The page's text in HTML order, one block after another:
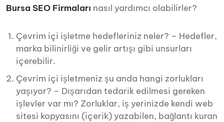
Bursa SEO Firmaları nasıl yardımcı olabilirler?
Çevrim içi işletme hedefleriniz neler? – Hedefler,
marka bilinirliği ve gelir artışı gibi unsurları
içerebilir.
Çevrim içi işletmeniz şu anda hangi zorlukları
yaşıyor? – Dışarıdan tedarik edilmesi gereken
işlevler var mı? Zorluklar, iş yerinizde kendi web
sitesi kopyasını (içerik) yazabilen, bağlantı kuran